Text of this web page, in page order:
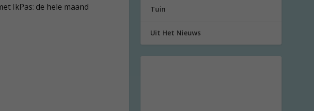
IkPas: de hele maand
Tuin
Uit Het Nieuws